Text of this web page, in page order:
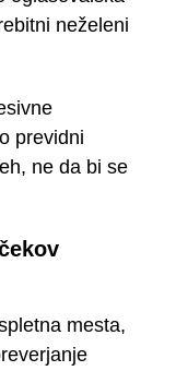
neželeni
previdni
ne da bi se
mesta,